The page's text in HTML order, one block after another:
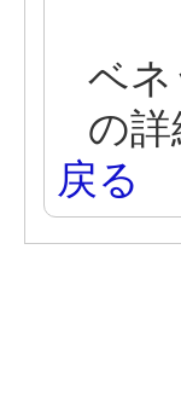
ベ
の
戻る